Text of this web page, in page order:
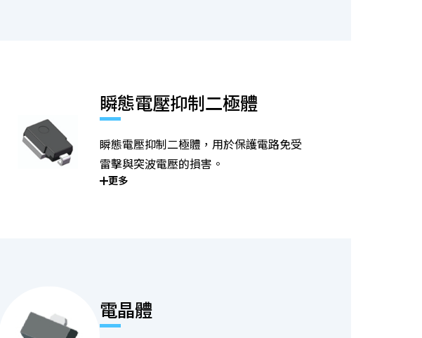
瞬態電壓抑制二極體
瞬態電壓抑制二極體，用於保護電路免受
雷擊與突波電壓的損害。
更多
電晶體